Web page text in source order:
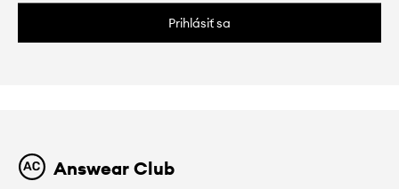
Prihlásiť sa
Answear Club